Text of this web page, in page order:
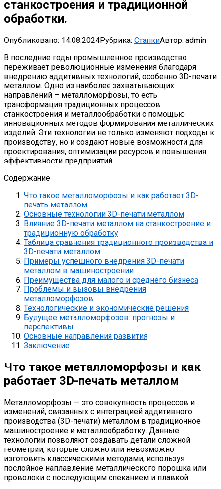
станкостроения и традиционной
обработки.
Опубликовано: 14.08.2024Рубрика: СтанкиАвтор: admin
В последние годы промышленное производство
переживает революционные изменения благодаря
внедрению аддитивных технологий, особенно 3D-печати
металлом. Одно из наиболее захватывающих
направлений – металломорфозы, то есть
трансформация традиционных процессов
станкостроения и металлообработки с помощью
инновационных методов формирования металлических
изделий. Эти технологии не только изменяют подходы к
производству, но и создают новые возможности для
проектирования, оптимизации ресурсов и повышения
эффективности предприятий.
Содержание
Что такое металломорфозы и как работает 3D-
печать металлом
Основные технологии 3D-печати металлом
Влияние 3D-печати металлом на станкостроение и
традиционную обработку
Таблица сравнения традиционного производства и
3D-печати металлом
Примеры успешного внедрения 3D-печати
металлом в машиностроении
Преимущества для малого и среднего бизнеса
Проблемы и вызовы внедрения
металломорфозов
Технологические и экономические решения
Будущее металломорфозов: прогнозы и
перспективы
Основные направления развития
Заключение
Что такое металломорфозы и как
работает 3D-печать металлом
Металломорфозы — это совокупность процессов и
изменений, связанных с интеграцией аддитивного
производства (3D-печати) металлом в традиционное
машиностроение и металлообработку. Данные
технологии позволяют создавать детали сложной
геометрии, которые сложно или невозможно
изготовить классическими методами, используя
послойное наплавление металлического порошка или
проволоки с последующим спеканием и плавкой.